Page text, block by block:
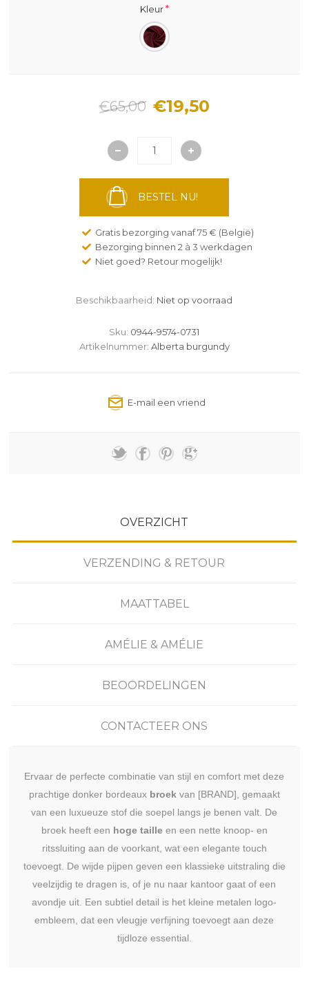
Kleur*
€65,00 €19,50
BESTEL NU!
Gratis bezorging vanaf 75 € (België)
Bezorging binnen 2 à 3 werkdagen
Niet goed? Retour mogelijk!
Beschikbaarheid: Niet op voorraad
Sku: 0944-9574-0731
Artikelnummer: Alberta burgundy
OVERZICHT
VERZENDING & RETOUR
MAATTABEL
AMÉLIE & AMÉLIE
BEOORDELINGEN
CONTACTEER ONS
Ervaar de perfecte combinatie van stijl en comfort met deze
prachtige donker bordeaux broek van [BRAND], gemaakt
van een luxueuze stof die soepel langs je benen valt. De
broek heeft een hoge tailleen een nette knoop- en
ritssluiting aan de voorkant, wat een elegante touch
toevoegt. De wijde pijpen geven een klassieke uitstraling die
veelzijdig te dragen is, of je nu naar kantoor gaat of een
avondje uit. Een subtiel detail is het kleine metalen logo-
embleem, dat een vleugje verfijning toevoegt aan deze
tijdloze essential.